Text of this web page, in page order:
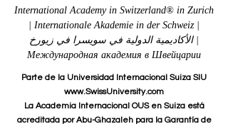
International Academy in Switzerland® in Zurich
| Internationale Akademie in der Schweiz |
الأكاديمية الدولية في سويسرا في زيورخ |
Международная академия в Швейцарии
Parte de la Universidad Internacional Suiza SIU
www.SwissUniversity.com
La Academia Internacional OUS en Suiza está
acreditada por Abu-Ghazaleh para la Garantía de